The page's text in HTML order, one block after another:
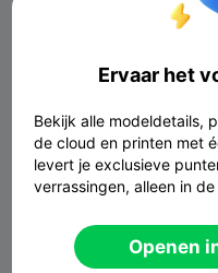
Ervaar het
Bekijk alle modeldetails,
de cloud en printen met
levert je exclusieve
verrassingen, alleen in
Openen